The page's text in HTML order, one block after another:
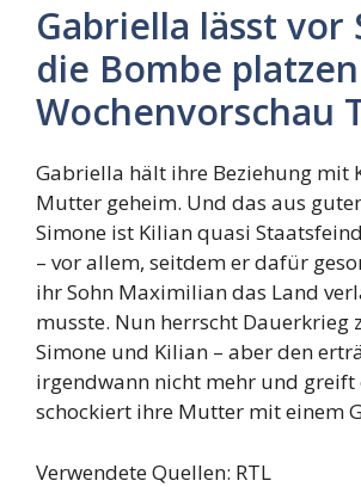
Gabriella lässt vor
die Bombe
Wochenvorschau
Gabriella hält ihre Beziehung mit
Mutter geheim. Und das aus
Simone ist Kilian quasi
– vor allem, seitdem er dafür
ihr Sohn Maximilian das Land
musste. Nun herrscht Dauerkrieg
Simone und Kilian – aber den
irgendwann nicht mehr und greift
schockiert ihre Mutter mit einem
Verwendete Quellen: RTL